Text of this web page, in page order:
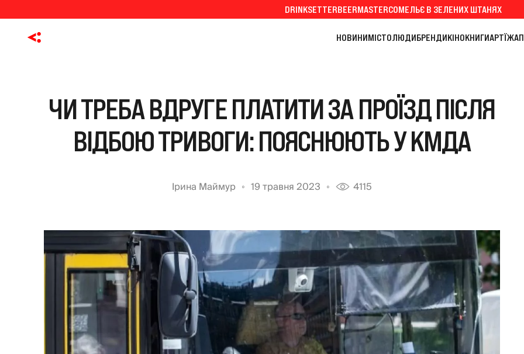
DRINKSETTERBEERMASTERСОМЕЛЬЄ В ЗЕЛЕНИХ ШТАНЯХ
НОВИНИМІСТОЛЮДИБРЕНДИКІНОКНИГИАРТЇЖА
ЧИ ТРЕБА ВДРУГЕ ПЛАТИТИ ЗА ПРОЇЗД ПІСЛЯ
ВІДБОЮ ТРИВОГИ: ПОЯСНЮЮТЬ У КМДА
Ірина Маймур 19 травня 2023 4115